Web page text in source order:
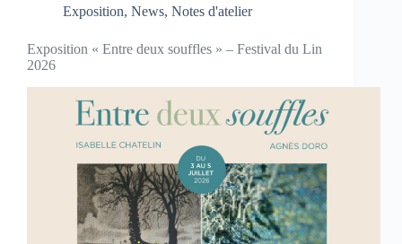
Exposition, News, Notes d'atelier
Exposition « Entre deux souffles » – Festival du Lin
2026